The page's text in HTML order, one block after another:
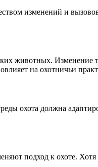
изменений и
животных.
на охотничьи
охота должна
подход к охоте.